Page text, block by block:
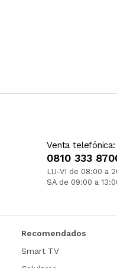
Venta telefónica:
0810 333
LU-VI de 08:00 a
SA de 09:00 a
Recomendados
Smart TV